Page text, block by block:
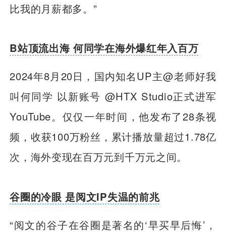
比我的月薪都多。”
B站顶流出海 何同学在海外爆红年入百万
2024年8月20日，国内知名UP主@老师好我
叫何同学 以新账号 @HTX Studio正式进军
YouTube。仅仅一年时间，他发布了28条视
频，收获100万粉丝，累计播放量超过1.78亿
次，海外变现在百万元到千万元之间。
谷圈的冷眼 是阅文IP失温的前兆
“阅文的谷子在谷圈是著名的‘早买早后悔’，